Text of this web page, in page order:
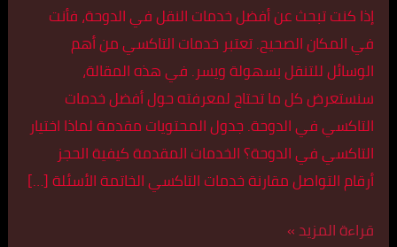
إذا كنت تبحث عن أفضل خدمات النقل في الدوحة، فأنت
في المكان الصحيح. تعتبر خدمات التاكسي من أهم
الوسائل للتنقل بسهولة ويسر. في هذه المقالة،
سنستعرض كل ما تحتاج لمعرفته حول أفضل خدمات
التاكسي في الدوحة. جدول المحتويات مقدمة لماذا اختيار
التاكسي في الدوحة؟ الخدمات المقدمة كيفية الحجز
أرقام التواصل مقارنة خدمات التاكسي الخاتمة الأسئلة […]
قراءة المزيد »